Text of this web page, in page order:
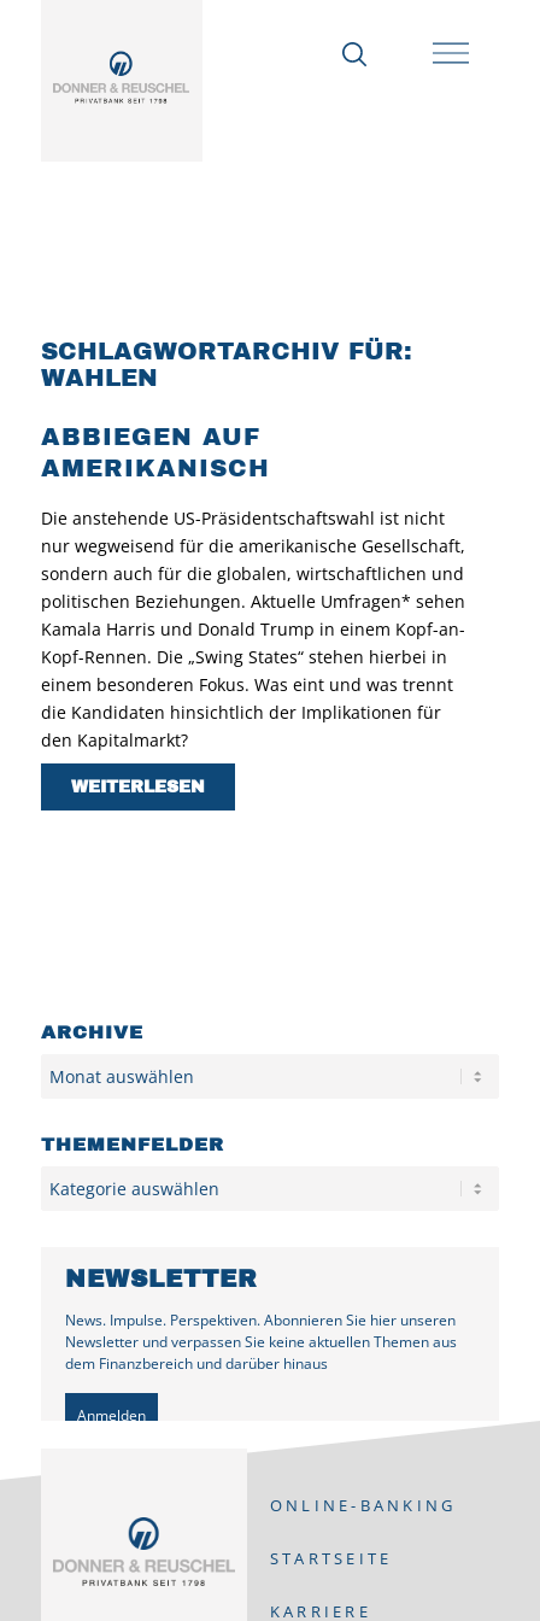
SCHLAGWORTARCHIV FÜR:
WAHLEN
ABBIEGEN AUF
AMERIKANISCH
Die anstehende US-Präsidentschaftswahl ist nicht
nur wegweisend für die amerikanische Gesellschaft,
sondern auch für die globalen, wirtschaftlichen und
politischen Beziehungen. Aktuelle Umfragen* sehen
Kamala Harris und Donald Trump in einem Kopf-an-
Kopf-Rennen. Die „Swing States“ stehen hierbei in
einem besonderen Fokus. Was eint und was trennt
die Kandidaten hinsichtlich der Implikationen für
den Kapitalmarkt?
WEITERLESEN
ARCHIVE
THEMENFELDER
NEWSLETTER
News. Impulse. Perspektiven. Abonnieren Sie hier unseren
Newsletter und verpassen Sie keine aktuellen Themen aus
dem Finanzbereich und darüber hinaus
Anmelden
ONLINE-BANKING
STARTSEITE
KARRIERE